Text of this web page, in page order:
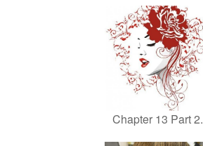
Chapter 13 Part 2.